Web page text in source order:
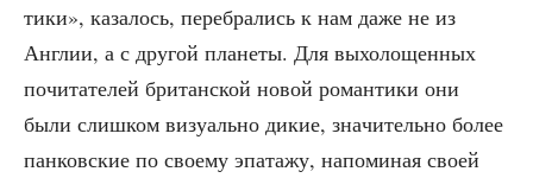
ти­ки», каза­лось, пере­бра­лись к нам даже не из
Англии, а с дру­гой пла­не­ты. Для выхо­ло­щен­ных
почи­та­те­лей бри­тан­ской новой роман­ти­ки они
были слиш­ком визу­аль­но дикие, зна­чи­тель­но более
пан­ков­ские по сво­е­му эпа­та­жу, напо­ми­ная сво­ей